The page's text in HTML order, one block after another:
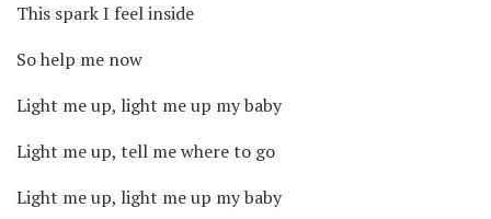
This spark I feel inside
So help me now
Light me up, light me up my baby
Light me up, tell me where to go
Light me up, light me up my baby